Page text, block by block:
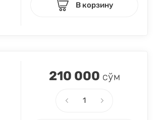
В корзину
210 000 сўм